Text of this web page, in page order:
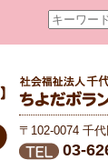
〒102-0074 千
03-